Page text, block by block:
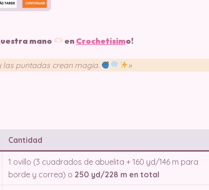
mano en Crochetisimo!
las puntadas crean magia. »
Cantidad
1 ovillo (3 cuadrados de abuelita + 160 yd/146 m para
borde y correa) o 250 yd/228 m en total